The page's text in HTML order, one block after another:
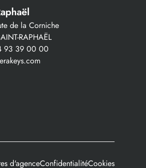
de la Corniche
RAPHAËL
93 39 00 00
d'agenceConfidentialitéCookies